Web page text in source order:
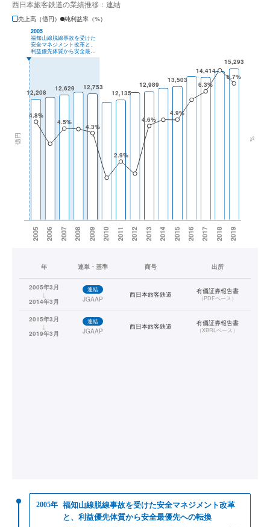
西日本旅客鉄道の業績推移：連結
売上高（億円）
純利益率（%）
年 連単・基準 商号 出所
2005年3月
↓
2014年3月
連結
JGAAP
西日本旅客鉄道 有価証券報告書
（PDFベース）
2015年3月
↓
2019年3月
連結
JGAAP
西日本旅客鉄道 有価証券報告書
（XBRLベース）
2005年 福知山線脱線事故を受けた安全マネジメント改革
と、利益優先体質から安全最優先への転換